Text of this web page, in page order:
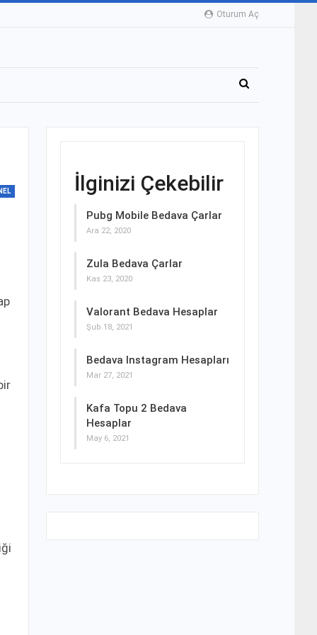
Oturum Aç
İlginizi Çekebilir
Pubg Mobile Bedava Çarlar
Ara 22, 2020
Zula Bedava Çarlar
Kas 23, 2020
Valorant Bedava Hesaplar
Şub 18, 2021
Bedava Instagram Hesapları
Mar 27, 2021
Kafa Topu 2 Bedava
Hesaplar
May 6, 2021